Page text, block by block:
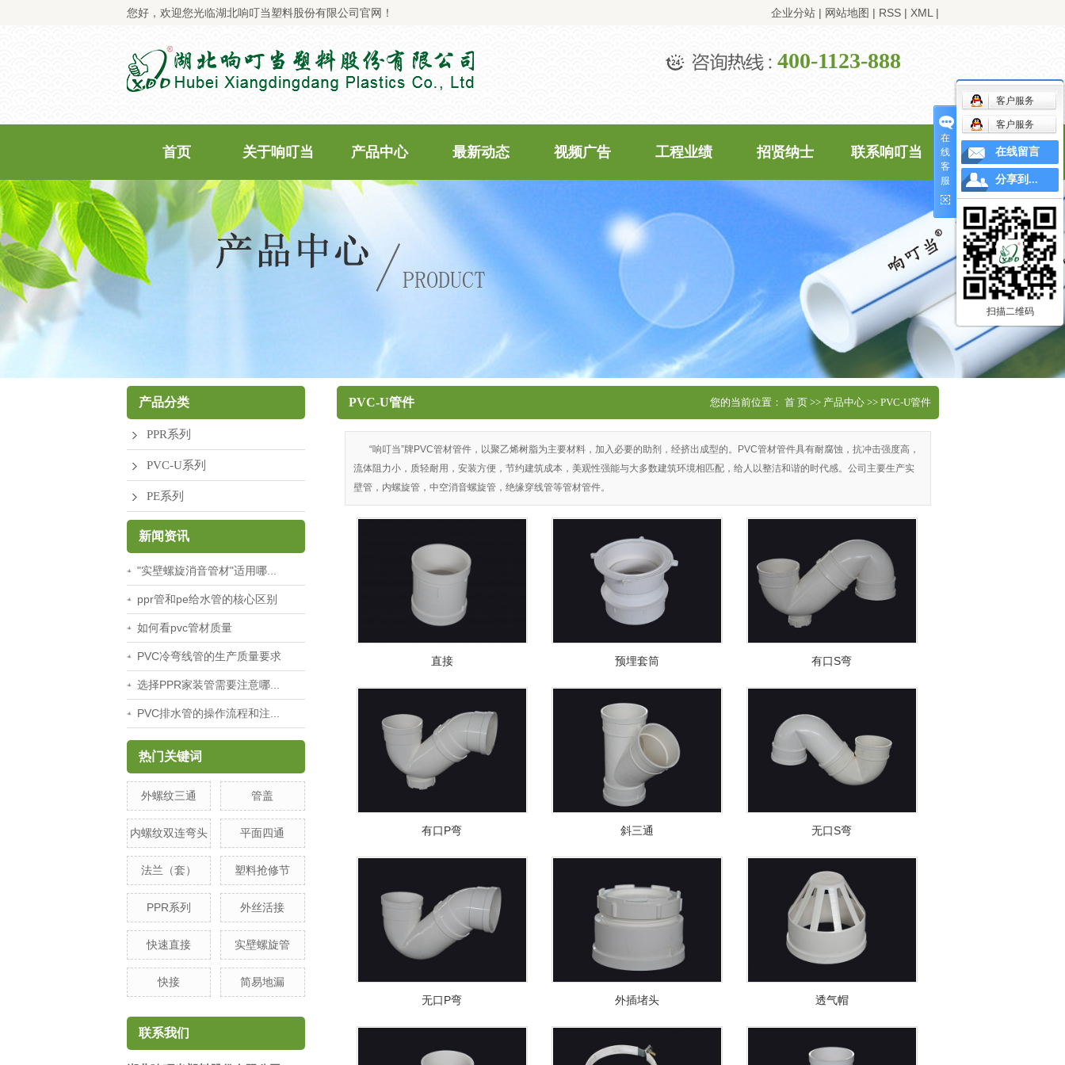
您好，欢迎您光临湖北响叮当塑料股份有限公司官网！ 企业分站| 网站地图 | RSS| XML |
400-1123-888
首页 关于响叮当
公司简介
企业文化
企业荣誉
厂区环境
产品中心
PPR系列
PE系列
最新动态
常见问题
视频广告 工程业绩 招贤纳士 联系响叮当
产品分类
PPR系列
PVC-U系列
PE系列
新闻资讯
"实壁螺旋消音管材"适用哪...
ppr管和pe给水管的核心区别
如何看pvc管材质量
PVC冷弯线管的生产质量要求
选择PPR家装管需要注意哪...
PVC排水管的操作流程和注...
热门关键词
外螺纹三通 管盖
内螺纹双连弯头 平面四通
法兰（套） 塑料抢修节
PPR系列 外丝活接
快速直接 实壁螺旋管
快接 简易地漏
联系我们
PVC-U管件 您的当前位置： 首 页>> 产品中心>> PVC-U管件
“响叮当”牌PVC管材管件，以聚乙烯树脂为主要材料，加入必要的助剂，经挤出成型的。PVC管材管件具有耐腐蚀，抗冲击强度高，
流体阻力小，质轻耐用，安装方便，节约建筑成本，美观性强能与大多数建筑环境相匹配，给人以整洁和谐的时代感。公司主要生产实
壁管，内螺旋管，中空消音螺旋管，绝缘穿线管等管材管件。
直接 预埋套筒 有口S弯
有口P弯 斜三通 无口S弯
无口P弯 外插堵头 透气帽
在
线
客
服
客户服务
客户服务
在线留言
分享到...
扫描二维码